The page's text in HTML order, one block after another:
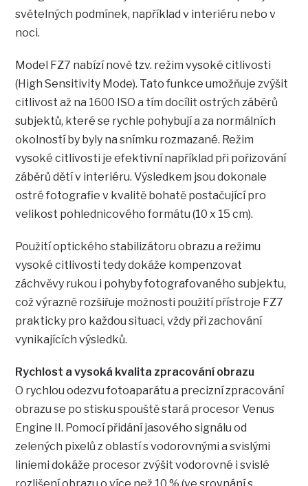
světelných podmínek, například v interiéru nebo v
noci.
Model FZ7 nabízí nově tzv. režim vysoké citlivosti
(High Sensitivity Mode). Tato funkce umožňuje zvýšit
citlivost až na 1600 ISO a tím docílit ostrých záběrů
subjektů, které se rychle pohybují a za normálních
okolností by byly na snímku rozmazané. Režim
vysoké citlivosti je efektivní například při pořizování
záběrů dětí v interiéru. Výsledkem jsou dokonale
ostré fotografie v kvalitě bohatě postačující pro
velikost pohlednicového formátu (10 x 15 cm).
Použití optického stabilizátoru obrazu a režimu
vysoké citlivosti tedy dokáže kompenzovat
záchvěvy rukou i pohyby fotografovaného subjektu,
což výrazně rozšiřuje možnosti použití přístroje FZ7
prakticky pro každou situaci, vždy při zachování
vynikajících výsledků.
Rychlost a vysoká kvalita zpracování obrazu
O rychlou odezvu fotoaparátu a precizní zpracování
obrazu se po stisku spouště stará procesor Venus
Engine II. Pomocí přidání jasového signálu od
zelených pixelů z oblastí s vodorovnými a svislými
liniemi dokáže procesor zvýšit vodorovné i svislé